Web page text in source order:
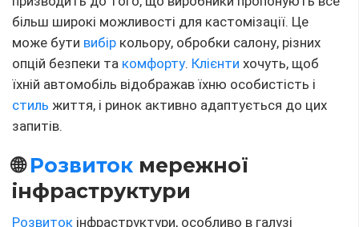
🌏 Впровадження Інтернету
Речів (IoT)
Інтеграція Інтернету Речів (IoT) в автомобільну
індустрію змінює спосіб взаємодії водіїв зі своїми
автомобілями. Від віддаленого контролю функцій
реальному часі – IoT відкриває нові горизонти для
поліпшення безпеки ікомфорту